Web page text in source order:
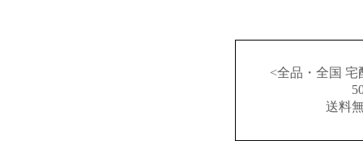
<全品・全国
送料